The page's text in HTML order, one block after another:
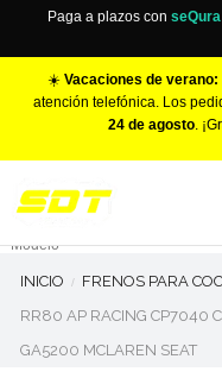
Paga a plazos con seQura
☀️ Vacaciones de verano:
atención telefónica. Los
24 de agosto.
Make
Modelo
INICIO FRENOS PARA
RR80 AP RACING CP7040
GA5200 MCLAREN SEAT